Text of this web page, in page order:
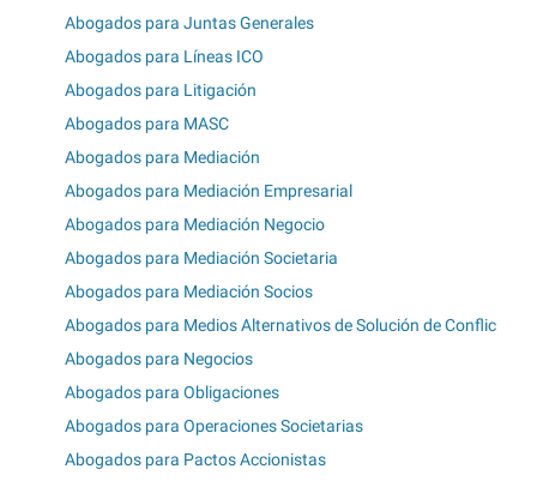
Abogados para Juntas Generales
Abogados para Líneas ICO
Abogados para Litigación
Abogados para MASC
Abogados para Mediación
Abogados para Mediación Empresarial
Abogados para Mediación Negocio
Abogados para Mediación Societaria
Abogados para Mediación Socios
Abogados para Medios Alternativos de Solución de Conflic
Abogados para Negocios
Abogados para Obligaciones
Abogados para Operaciones Societarias
Abogados para Pactos Accionistas